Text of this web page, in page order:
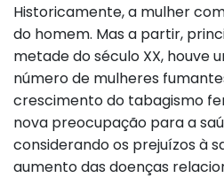
Historicamente, a mulher
do homem. Mas a partir,
metade do século XX, houve
número de mulheres
crescimento do tabagismo
nova preocupação para a
considerando os prejuízos à
aumento das doenças